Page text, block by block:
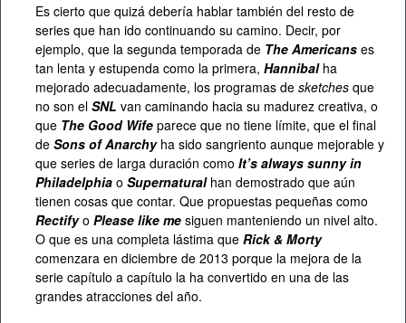
Es cierto que quizá debería hablar también del resto de
series que han ido continuando su camino. Decir, por
ejemplo, que la segunda temporada de The Americans es
tan lenta y estupenda como la primera, Hannibal ha
mejorado adecuadamente, los programas de sketches que
no son el SNL van caminando hacia su madurez creativa, o
que The Good Wife parece que no tiene límite, que el final
de Sons of Anarchyha sido sangriento aunque mejorable y
que series de larga duración como It’s always sunny in
Philadelphia o Supernatural han demostrado que aún
tienen cosas que contar. Que propuestas pequeñas como
Rectify o Please like me siguen manteniendo un nivel alto.
O que es una completa lástima que Rick & Morty
comenzara en diciembre de 2013 porque la mejora de la
serie capítulo a capítulo la ha convertido en una de las
grandes atracciones del año.